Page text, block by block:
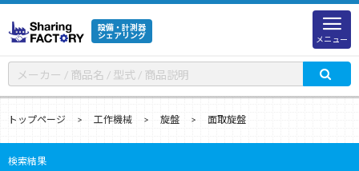
設備・計測器
シェアリング
メニュー
トップページ 工作機械 旋盤 面取旋盤
検索結果